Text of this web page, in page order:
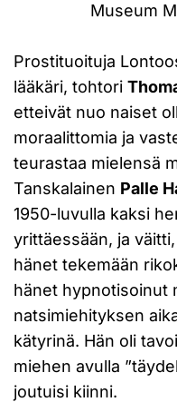
Museum
Prostituoituja
lääkäri, tohtori
etteivät nuo naiset
moraalittomia ja
teurastaa mielensä
Tanskalainen Palle
1950-luvulla kaksi
yrittäessään, ja
hänet tekemään
hänet hypnotisoinut
natsimiehityksen
kätyrinä. Hän oli
miehen avulla
joutuisi kiinni.